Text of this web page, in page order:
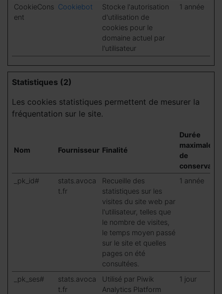
CookieCons
ent
Cookiebot
Stocke l'autorisation
d'utilisation de
cookies pour le
domaine actuel par
l'utilisateur
1 année
Statistiques (2)
Les cookies statistiques permettent de mesurer la
fréquentation sur le site.
Nom Fournisseur Finalité
Durée
maximale
de
_pk_id#
stats.avoca
t.fr
Recueille des
statistiques sur les
visites du site web par
l'utilisateur, telles que
le nombre de visites,
le temps moyen passé
sur le site et quelles
pages on été
consultées.
1 année
_pk_ses#
stats.avoca
t.fr
Utilisé par Piwik
Analytics Platform
1 jour